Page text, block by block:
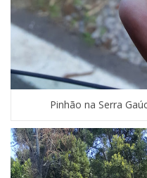
Pinhão na Serra